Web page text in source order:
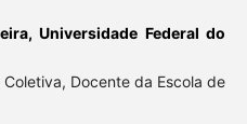
Universidade Federal do
Docente da Escola de